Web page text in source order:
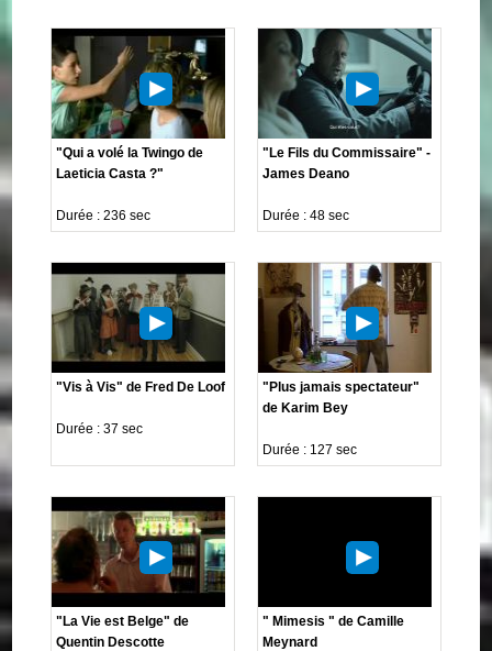
"Qui a volé la Twingo de
Laeticia Casta ?"
Durée : 236 sec
"Le Fils du Commissaire" -
James Deano
Durée : 48 sec
"Vis à Vis" de Fred De Loof
Durée : 37 sec
"Plus jamais spectateur"
de Karim Bey
Durée : 127 sec
"La Vie est Belge" de
Quentin Descotte
" Mimesis " de Camille
Meynard